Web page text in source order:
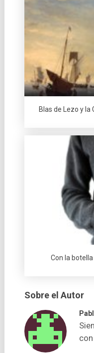
Blas de Lezo y la
Con la
Sobre el Autor